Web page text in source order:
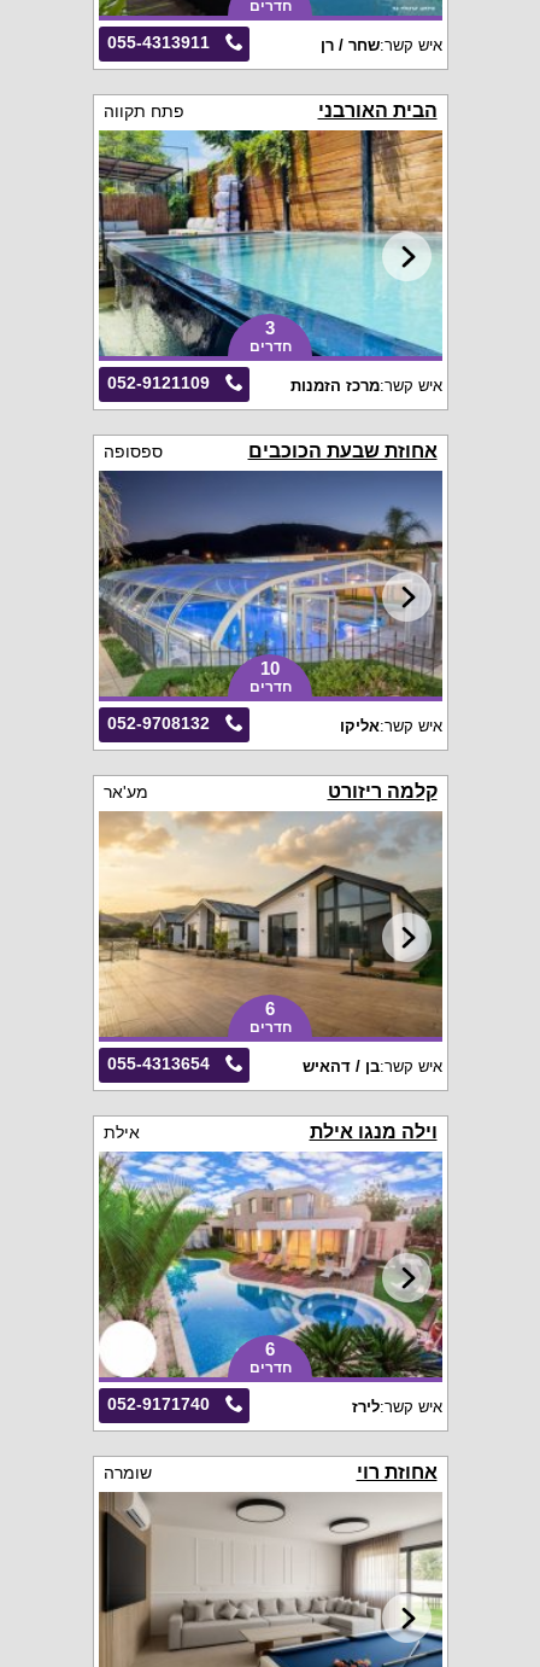
חדרים
055-4313911 איש קשר:שחר / רן
הבית האורבני פתח תקווה
3
חדרים
052-9121109 איש קשר:מרכז הזמנות
אחוזת שבעת הכוכבים ספסופה
10
חדרים
052-9708132 איש קשר:אליקו
קלמה ריזורט מע'אר
6
חדרים
055-4313654 איש קשר:בן / דהאיש
וילה מנגו אילת אילת
6
חדרים
052-9171740 איש קשר:לירז
אחוזת רוי שומרה